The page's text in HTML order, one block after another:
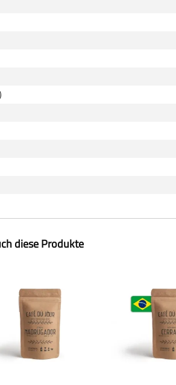
diese Produkte